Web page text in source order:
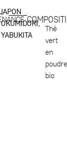
,
OKUMIDORI,
YABUKITA
Thé
vert
en
bio